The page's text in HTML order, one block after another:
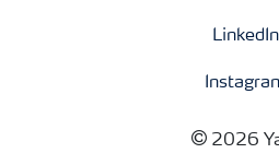
LinkedIn
2026